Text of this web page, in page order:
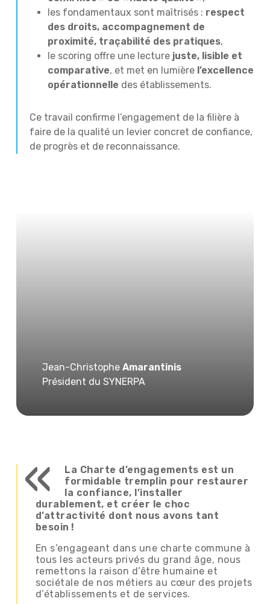
les fondamentaux sont maîtrisés : respect
des droits, accompagnement de
proximité, traçabilité des pratiques,
le scoring offre une lecture juste, lisible et
comparative, et met en lumière l’excellence
opérationnelle des établissements.
Ce travail confirme l’engagement de la filière à
faire de la qualité un levier concret de confiance,
de progrès et de reconnaissance.
Jean-ChristopheAmarantinis
Président du SYNERPA
«
La Charte d’engagements est un
formidable tremplin pour restaurer
la confiance, l’installer
durablement, et créer le choc
d’attractivité dont nous avons tant
besoin !
En s’engageant dans une charte commune à
tous les acteurs privés du grand âge, nous
remettons la raison d’être humaine et
sociétale de nos métiers au cœur des projets
d’établissements et de services.